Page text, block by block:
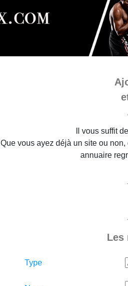
Il vous suffit
Que vous ayez déjà un site ou
annuaire
Les
Type